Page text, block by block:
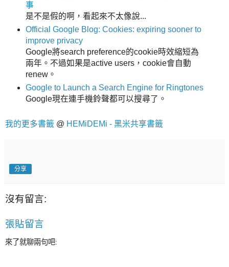
事
是不是假的啊，看起來不太像說...
Official Google Blog: Cookies: expiring sooner to
improve privacy
Google將search preference的cookie時效縮短為
兩年。不過如果是active users，cookie會自動
renew。
Google to Launch a Search Engine for Ringtones
Google現在連手機鈴聲都可以搜尋了。
我的更多書籤 @ HEMiDEMi - 黑米共享書籤
分享
沒有留言:
張貼留言
來了就聊兩句吧: